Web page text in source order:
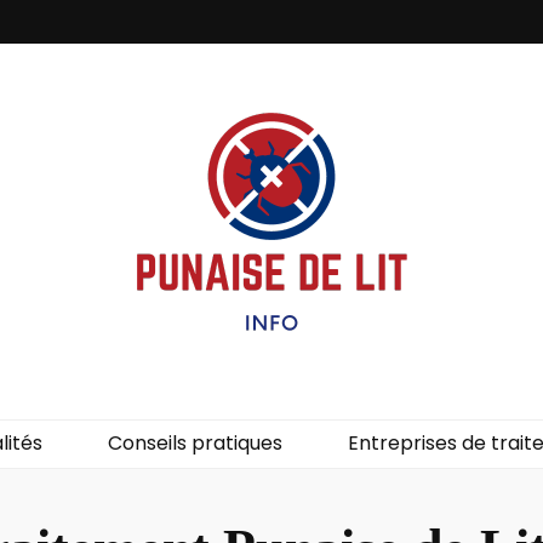
Conseils pratiques Entreprises de